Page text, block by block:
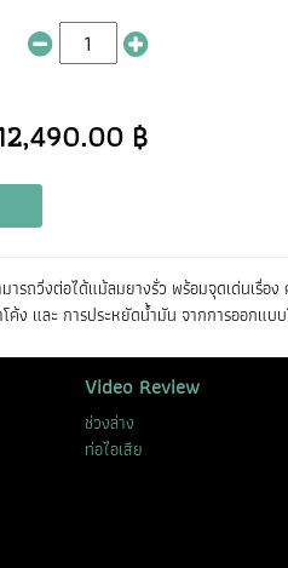
฿
ถวิ่งต่อได้แม้ลมยางรั่ว พร้อมจุดเด่นเรื่อ
ค้ง และ การประหยัดน้ำมัน จากการออกแบ
Video Review
ช่วงล่าง
ท่อไอเสีย